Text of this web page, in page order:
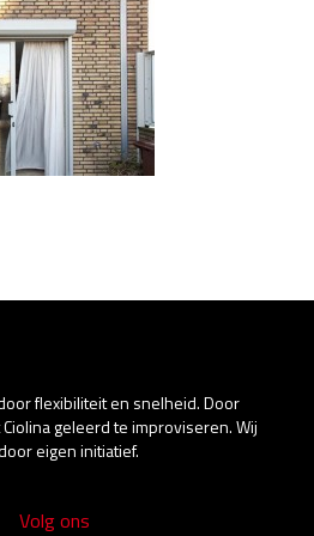
flexibiliteit en snelheid. Door
geleerd te improviseren. Wij
eigen initiatief.
Volg ons